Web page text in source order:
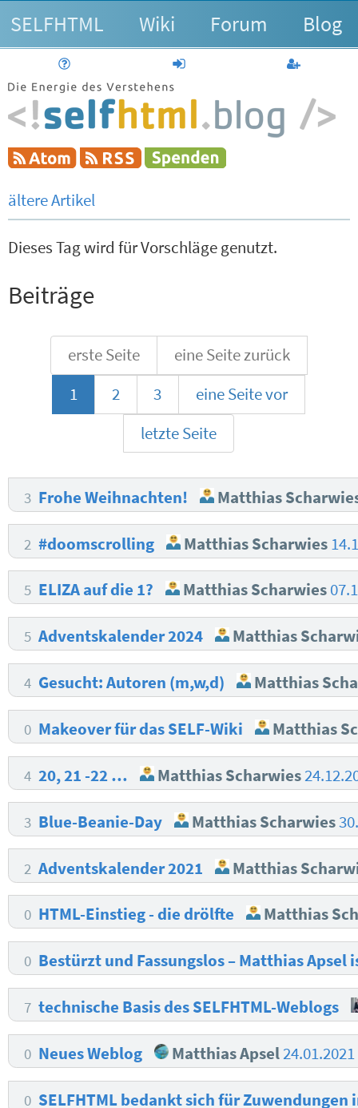
SELFHTML Wiki Forum Blog
anmelden
ältere Artikel
Dieses Tag wird für Vorschläge genutzt.
Beiträge
erste Seite
eine Seite zurück
1
2 3
eine Seite vor
letzte Seite
3 Frohe Weihnachten! Matthias
2 #doomscrolling Matthias Scharwies
5 ELIZA auf die 1? Matthias Scharwies
5 Adventskalender 2024 Matthias
4 Gesucht: Autoren (m,w,d) Matthias
0 Makeover für das SELF-Wiki Matthias
4 20, 21 -22 … Matthias Scharwies
3 Blue-Beanie-Day Matthias Scharwies
2 Adventskalender 2021 Matthias
0 HTML-Einstieg - die drölfte Matthias
0 Bestürzt und Fassungslos – Matthias Apsel
7 technische Basis des SELFHTML-Weblogs
0 Neues Weblog Matthias Apsel
0 SELFHTML bedankt sich für Zuwendungen